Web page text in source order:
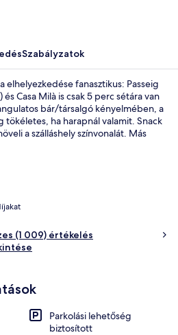
Szabályzatok
elhelyezkedése fanasztikus: Passeig
Casa Milà is csak 5 perc sétára van
bár/társalgó kényelmében, a
ha harapnál valamit. Snack
a szálláshely színvonalát. Más
és reggeli. A tömegközlekedés
metróállomás 3 perc,
(1 009) értékelés
Parkolási lehetőség
biztosított